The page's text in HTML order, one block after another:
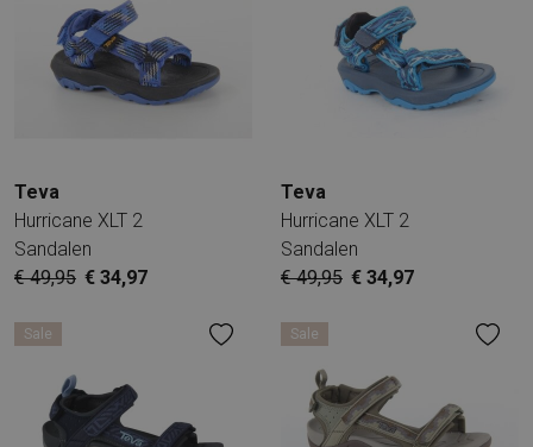
Teva
Hurricane XLT 2
Sandalen
€ 49,95 € 34,97
Teva
Hurricane XLT 2
Sandalen
€ 49,95 € 34,97
Sale Sale